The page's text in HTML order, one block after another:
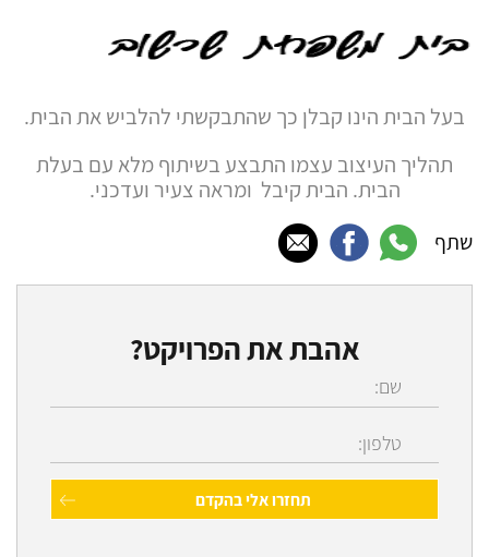
בעל הבית הינו קבלן כך שהתבקשתי להלביש את הבית.
תהליך העיצוב עצמו התבצע בשיתוף מלא עם בעלת
הבית. הבית קיבל ומראה צעיר ועדכני.
שתף
אהבת את הפרויקט?